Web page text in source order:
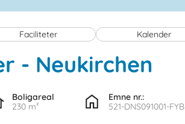
Faciliteter Kalender
- 25927
- Neukirchen
Boligareal
230 m²
Emne nr.:
521-DNS091001-FYB